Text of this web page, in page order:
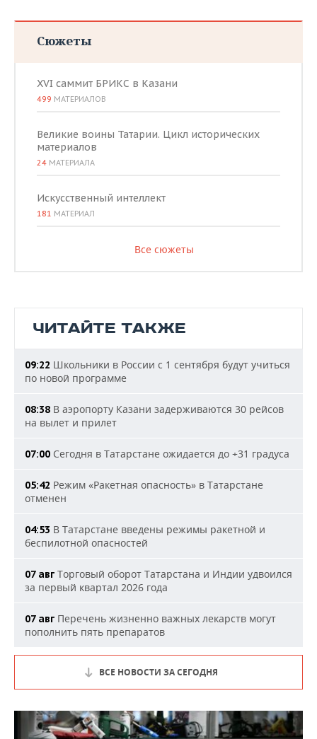
Сюжеты
XVI саммит БРИКС в Казани
499 МАТЕРИАЛОВ
Великие воины Татарии. Цикл исторических
материалов
24 МАТЕРИАЛА
Искусственный интеллект
181 МАТЕРИАЛ
Все сюжеты
ЧИТАЙТЕ ТАКЖЕ
09:22 Школьники в России с 1 сентября будут учиться
по новой программе
08:38 В аэропорту Казани задерживаются 30 рейсов
на вылет и прилет
07:00 Сегодня в Татарстане ожидается до +31 градуса
05:42 Режим «Ракетная опасность» в Татарстане
отменен
04:53 В Татарстане введены режимы ракетной и
беспилотной опасностей
07 авг Торговый оборот Татарстана и Индии удвоился
за первый квартал 2026 года
07 авг Перечень жизненно важных лекарств могут
пополнить пять препаратов
ВСЕ НОВОСТИ ЗА СЕГОДНЯ